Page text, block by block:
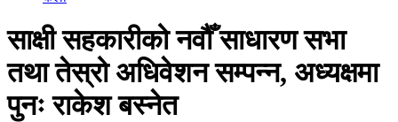
साक्षी सहकारीको नवौँ साधारण सभा
तथा तेस्रो अधिवेशन सम्पन्न, अध्यक्षमा
पुनः राकेश बस्नेत